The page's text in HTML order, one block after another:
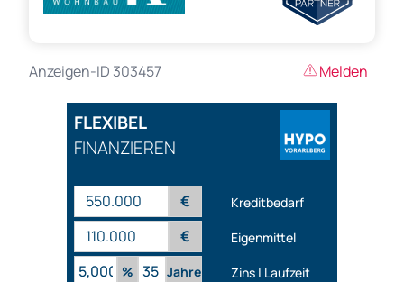
Anzeigen-ID 303457 Melden
FLEXIBEL
FINANZIEREN
€ Kreditbedarf
€
Eigenmittel
%
Jahre Zins | Laufzeit